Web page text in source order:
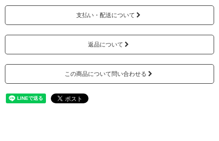
支払い・配送について
返品について
この商品について問い合わせる